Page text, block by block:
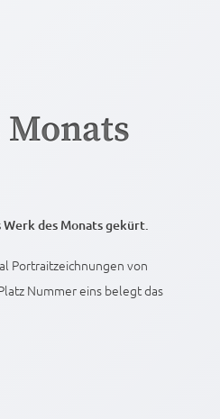
Monats
des Monats gekürt.
Portraitzeichnungen von
Nummer eins belegt das